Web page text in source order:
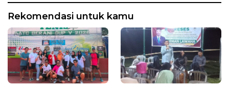
Rekomendasi untuk kamu